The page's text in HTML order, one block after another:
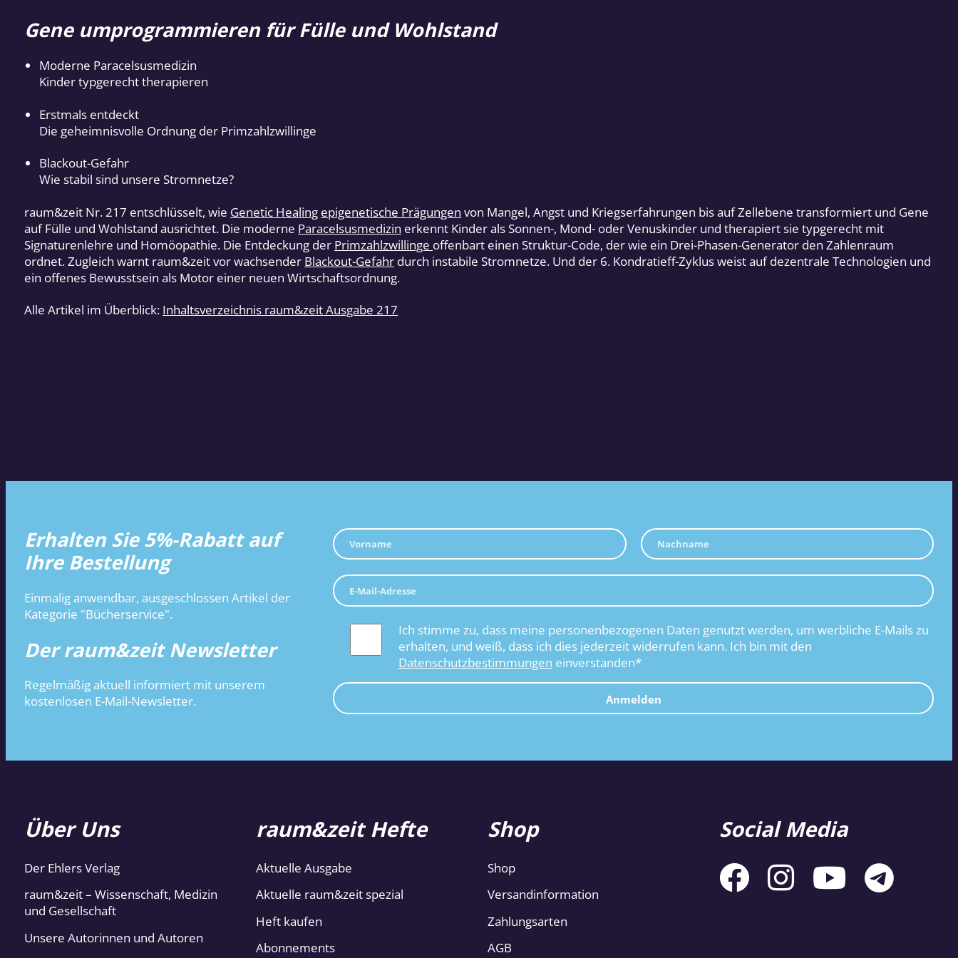
Gene umprogrammieren für Fülle und Wohlstand
Moderne Paracelsusmedizin
Kinder typgerecht therapieren
Erstmals entdeckt
Die geheimnisvolle Ordnung der Primzahlzwillinge
Blackout-Gefahr
Wie stabil sind unsere Stromnetze?
raum&zeit Nr. 217 entschlüsselt, wie Genetic Healing epigenetische Prägungen von Mangel, Angst und Kriegserfahrungen bis auf Zellebene transformiert und Gene
auf Fülle und Wohlstand ausrichtet. Die moderne Paracelsusmedizin erkennt Kinder als Sonnen-, Mond- oder Venuskinder und therapiert sie typgerecht mit
Signaturenlehre und Homöopathie. Die Entdeckung der Primzahlzwillinge offenbart einen Struktur-Code, der wie ein Drei-Phasen-Generator den Zahlenraum
ordnet. Zugleich warnt raum&zeit vor wachsender Blackout-Gefahr durch instabile Stromnetze. Und der 6. Kondratieff-Zyklus weist auf dezentrale Technologien und
ein offenes Bewusstsein als Motor einer neuen Wirtschaftsordnung.
Alle Artikel im Überblick: Inhaltsverzeichnis raum&zeit Ausgabe 217
Erhalten Sie 5%-Rabatt auf
Ihre Bestellung
Einmalig anwendbar, ausgeschlossen Artikel der
Kategorie "Bücherservice".
Der raum&zeit Newsletter
Regelmäßig aktuell informiert mit unserem
kostenlosen E-Mail-Newsletter.
Ich stimme zu, dass meine personenbezogenen Daten genutzt werden, um werbliche E-Mails zu
erhalten, und weiß, dass ich dies jederzeit widerrufen kann. Ich bin mit den
Datenschutzbestimmungen einverstanden*
Anmelden
Über Uns
Der Ehlers Verlag
raum&zeit – Wissenschaft, Medizin
und Gesellschaft
Unsere Autorinnen und Autoren
raum&zeit Hefte
Aktuelle Ausgabe
Aktuelle raum&zeit spezial
Heft kaufen
Abonnements
Shop
Shop
Versandinformation
Zahlungsarten
AGB
Social Media